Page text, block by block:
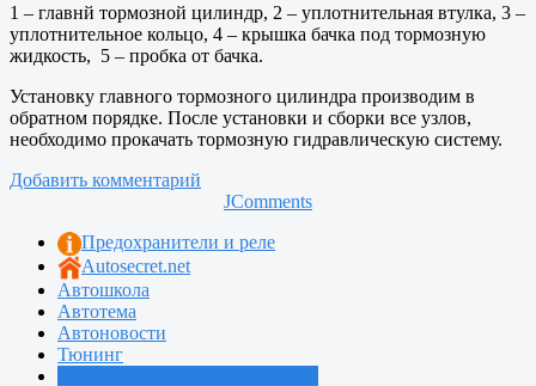
1 – главнй тормозной цилиндр, 2 – уплотнительная втулка, 3 –
уплотнительное кольцо, 4 – крышка бачка под тормозную
жидкость, 5 – пробка от бачка.
Установку главного тормозного цилиндра производим в
обратном порядке. После установки и сборки все узлов,
необходимо прокачать тормозную гидравлическую систему.
Добавить комментарий
JComments
Предохранители и реле
Autosecret.net
Автошкола
Автотема
Автоновости
Тюнинг